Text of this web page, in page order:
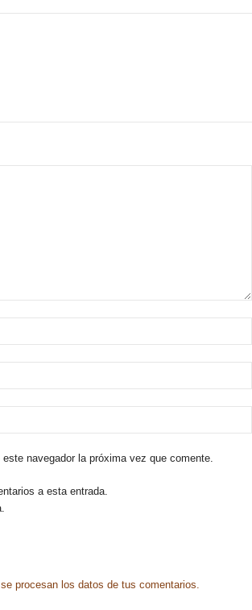
navegador la próxima vez que comente.
a esta entrada.
procesan los datos de tus comentarios.